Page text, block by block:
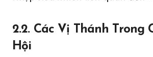
2.2. Các Vị Thánh Trong
Hội